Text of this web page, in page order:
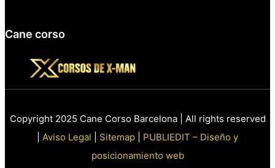
Cane corso
Copyright 2025 Cane Corso Barcelona | All rights reserved
Aviso Legal Sitemap
PUBLIEDIT – Diseño y
posicionamiento web